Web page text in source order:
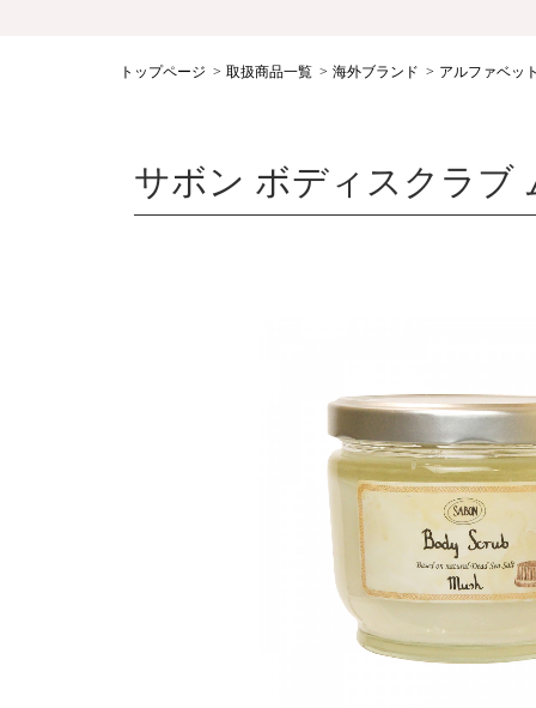
トップページ 取扱商品一覧 海外ブランド アルファベッ
サボン ボディスクラブ